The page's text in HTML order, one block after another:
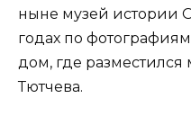
ныне музей истории
годах по
дом, где разместился
Тютчева.